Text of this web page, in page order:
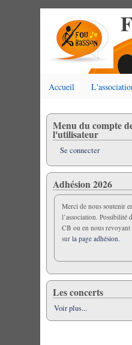
Accueil
Menu du compte
l'utilisateur
Se connecter
Adhésion 2026
Merci de nous soutenir
l’association. Possibilité
CB ou en nous
surla page adhésion.
Les concerts
Voir plus...